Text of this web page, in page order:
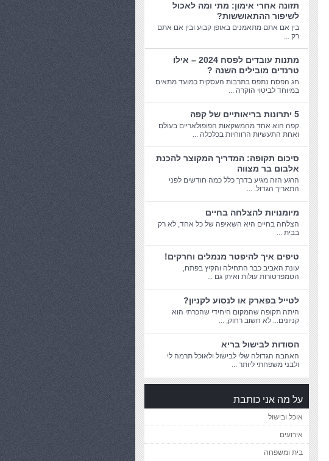
תזונה אחרי אימון: מתי ומה לאכול
לשיפור ההתאוששות?
בין אם אתם מתאמנים באופן קבוע ובין אם אתם
רק ...
מתנות עובדים לפסח 2024 – אילו
טרנדים מובילים השנה ?
חג הפסח נתפס בתרבות העסקית כמועד מתאים
במיוחד לביטוי הוקרה ...
5 יתרונות בריאותיים של קפה
קפה הוא אחד מהמשקאות הפופולאריים בעולם
ואחת התעשיות הרווחיות בכלכלה ...
סיכום תקופה: המדריך המקוצר להכנת
אלבום בר מצווה
הרגע הזה מגיע בדרך כלל כמה חודשים לפני
התאריך הגדול. ...
מיומנויות להצלחה בחיים
הצלחה בחיים היא השאיפה של כל אחד, לא רק
בבית ...
טיפים איך להיפטר מנמלים וחרקים!
עונת האביב כבר התחילה והקיץ בפתח,
הטמפרטורות עולות ואיתן גם ...
לטייל בפארק או לנסוע לקניון?
היתה תקופה שהמקום היחידי שהכרתי הוא
קניונים... לא חשוב רחוק, ...
הסודות לבישול בריא
האהבה הגדולה שלי לבישול ולאוכל תרמה לי
ולבני משפחתי ליותר ...
על מה אני כותבת
אוכל ובישול
אירועים
בית ומשפחה